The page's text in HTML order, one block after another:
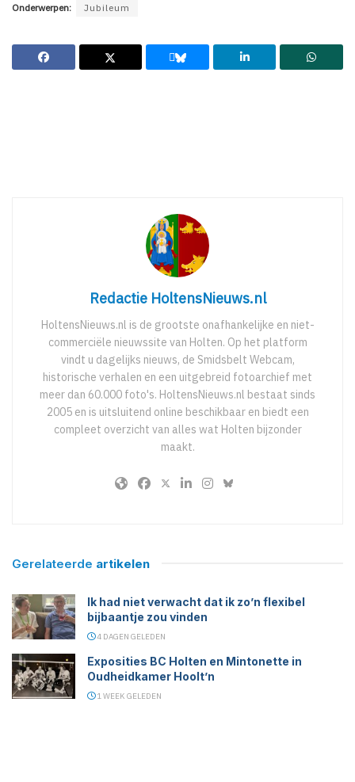
Onderwerpen: Jubileum
Redactie HoltensNieuws.nl
HoltensNieuws.nl is de grootste onafhankelijke en niet-
commerciële nieuwssite van Holten. Op het platform
vindt u dagelijks nieuws, de Smidsbelt Webcam,
historische verhalen en een uitgebreid fotoarchief met
meer dan 60.000 foto's. HoltensNieuws.nl bestaat sinds
2005 en is uitsluitend online beschikbaar en biedt een
compleet overzicht van alles wat Holten bijzonder
maakt.
Gerelateerde artikelen
Ik had niet verwacht dat ik zo’n flexibel
bijbaantje zou vinden
4 DAGEN GELEDEN
Exposities BC Holten en Mintonette in
Oudheidkamer Hoolt’n
1 WEEK GELEDEN